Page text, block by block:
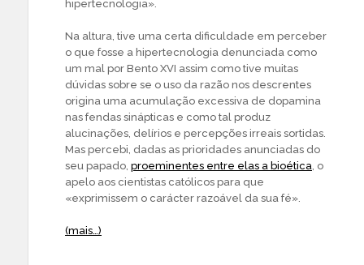
hipertecnologia».
Na altura, tive uma certa dificuldade em perceber
o que fosse a hipertecnologia denunciada como
um mal por Bento XVI assim como tive muitas
dúvidas sobre se o uso da razão nos descrentes
origina uma acumulação excessiva de dopamina
nas fendas sinápticas e como tal produz
alucinações, delírios e percepções irreais sortidas.
Mas percebi, dadas as prioridades anunciadas do
seu papado, proeminentes entre elas a bioética , o
apelo aos cientistas católicos para que
«exprimissem o carácter razoável da sua fé».
(mais…)